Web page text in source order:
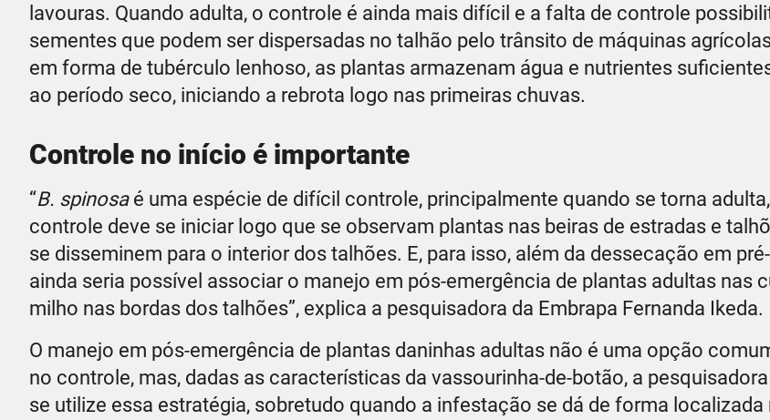
lavouras. Quando adulta, o controle é ainda mais difícil e a falta de controle
sementes que podem ser dispersadas no talhão pelo trânsito de máquinas
em forma de tubérculo lenhoso, as plantas armazenam água e nutrientes
ao período seco, iniciando a rebrota logo nas primeiras chuvas.
Controle no início é importante
“B. spinosaé uma espécie de difícil controle, principalmente quando se torna
controle deve se iniciar logo que se observam plantas nas beiras de estradas e
se disseminem para o interior dos talhões. E, para isso, além da dessecação em
ainda seria possível associar o manejo em pós-emergência de plantas adultas nas
milho nas bordas dos talhões”, explica a pesquisadora da Embrapa Fernanda Ikeda.
O manejo em pós-emergência de plantas daninhas adultas não é uma opção
no controle, mas, dadas as características da vassourinha-de-botão, a
se utilize essa estratégia, sobretudo quando a infestação se dá de forma localizada